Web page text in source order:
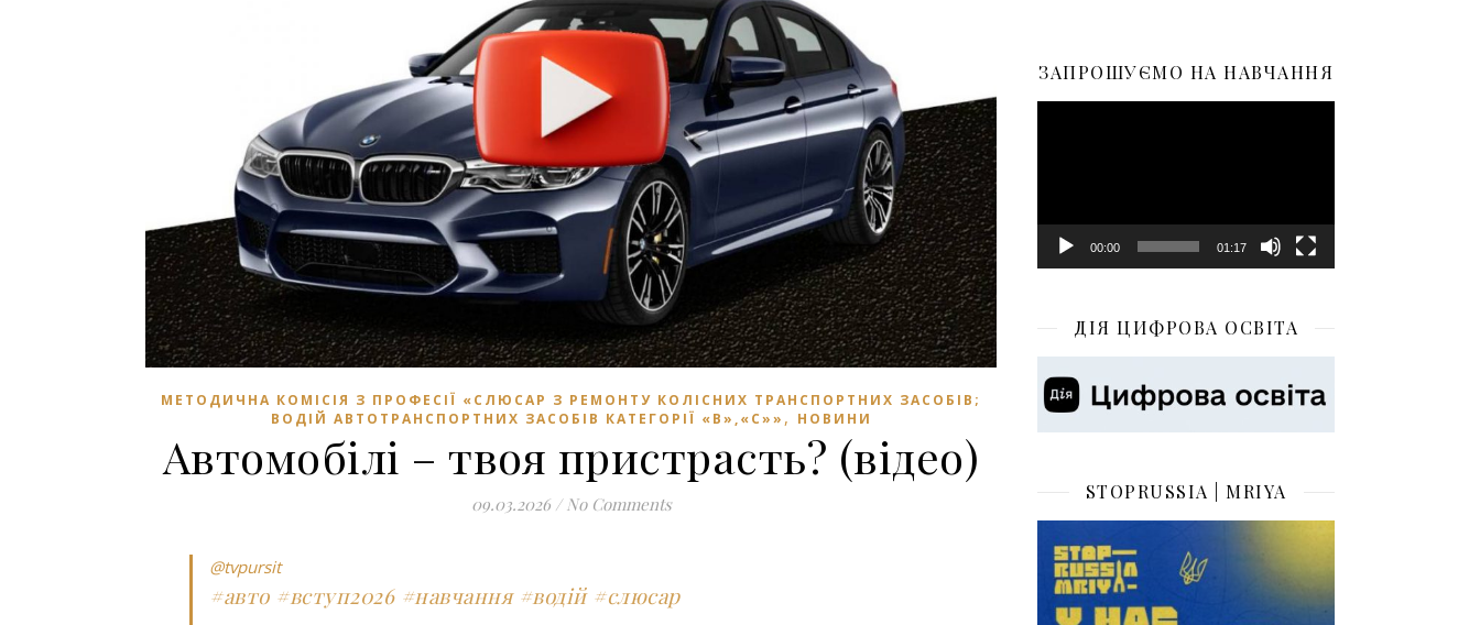
МЕТОДИЧНА КОМІСІЯ З ПРОФЕСІЇ «СЛЮСАР З РЕМОНТУ КОЛІСНИХ ТРАНСПОРТНИХ ЗАСОБІВ;
ВОДІЙ АВТОТРАНСПОРТНИХ ЗАСОБІВ КАТЕГОРІЇ «В»,«С»» , НОВИНИ
Автомобілі – твоя пристрасть? (відео)
09.03.2026 / No Comments
@tvpursit
#авто #вступ2026 #навчання #водій #слюсар
ЗАПРОШУЄМО НА НАВЧАННЯ
00:00 01:17
ДІЯ ЦИФРОВА ОСВІТА
STOPRUSSIA | MRIYA